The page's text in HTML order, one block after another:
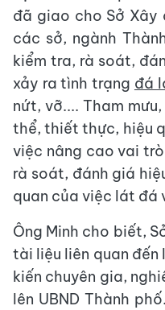
đã giao cho Sở
các sở, ngành
kiểm tra, rà soát,
xảy ra tình trạng đá
nứt, vỡ.... Tham
thể, thiết thực, hiệu
việc nâng cao vai
rà soát, đánh giá
quan của việc lát đá
Ông Minh cho biết,
tài liệu liên quan
kiến chuyên gia,
lên UBND Thành